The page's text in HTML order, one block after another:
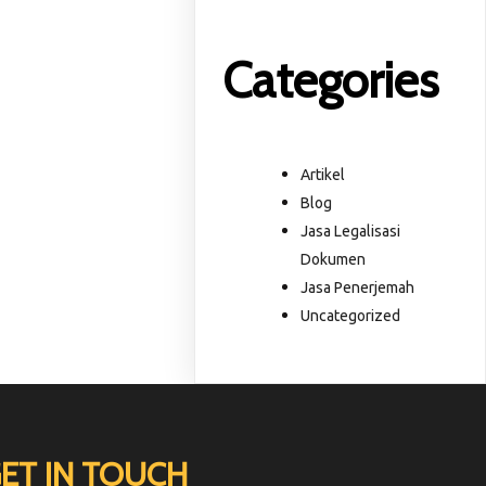
Categories
Artikel
Blog
Jasa Legalisasi
Dokumen
Jasa Penerjemah
Uncategorized
IN TOUCH